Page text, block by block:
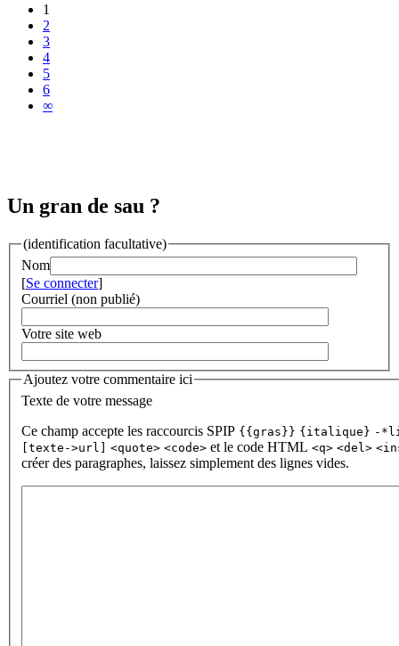
1
2
3
4
5
6
∞
Un gran de sau ?
(identification facultative)
Nom
[Se connecter]
Courriel (non publié)
Votre site web
Ajoutez votre commentaire ici
Texte de votre message
Ce champ accepte les raccourcis SPIP {{gras}} {italique} -
[texte->url] <quote> <code> et le code HTML <q> <del>
créer des paragraphes, laissez simplement des lignes vides.